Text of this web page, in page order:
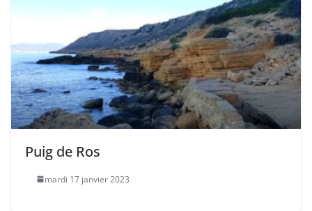
Puig de Ros
mardi 17 janvier 2023